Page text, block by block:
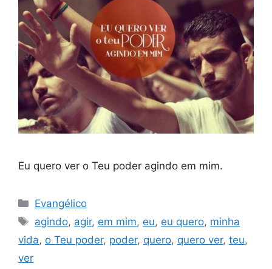
Eu quero ver o Teu poder agindo em mim.
Categorias
Evangélico
Tags
agindo, agir, em mim, eu, eu quero, minha
vida, o Teu poder, poder, quero, quero ver, teu,
ver